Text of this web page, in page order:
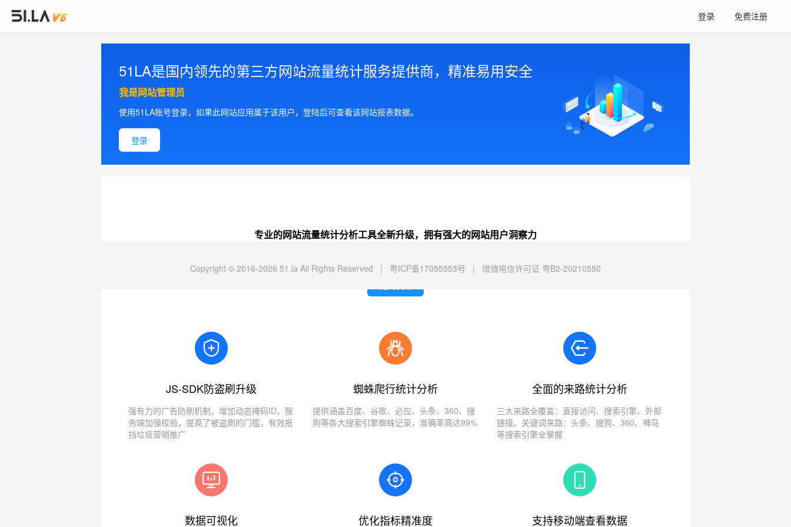
登录 免费注册
51LA是国内领先的第三方网站流量统计服务提供商，精准易用安全
我是网站管理员
使用51LA账号登录，如果此网站应用属于该用户，登陆后可查看该网站报表数据。
登录
专业的网站流量统计分析工具全新升级，拥有强大的网站用户洞察力
JS-SDK防盗刷升级
强有力的广告防刷机制，增加动态掩码ID，服
务端加强校验，提高了被盗刷的门槛，有效抵
挡垃圾营销推广
蜘蛛爬行统计分析
提供涵盖百度、谷歌、必应、头条、360、搜
狗等各大搜索引擎蜘蛛记录，准确率高达99%
全面的来路统计分析
三大来路全覆盖：直接访问、搜索引擎、外部
链接。关键词来路：头条、搜狗、360、神马
等搜索引擎全掌握
数据可视化 优化指标精准度 支持移动端查看数据
Copyright © 2016-2026 51.la All Rights Reserved | 粤ICP备17055553号 | 增值电信许可证 粤B2-20210550